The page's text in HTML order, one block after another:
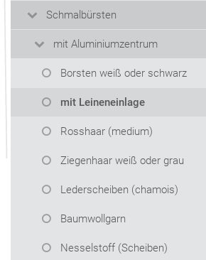
Schmalbürsten
mit Aluminiumzentrum
Borsten weiß oder schwarz
mit Leineneinlage
Rosshaar (medium)
Ziegenhaar weiß oder grau
Lederscheiben (chamois)
Baumwollgarn
Nesselstoff (Scheiben)